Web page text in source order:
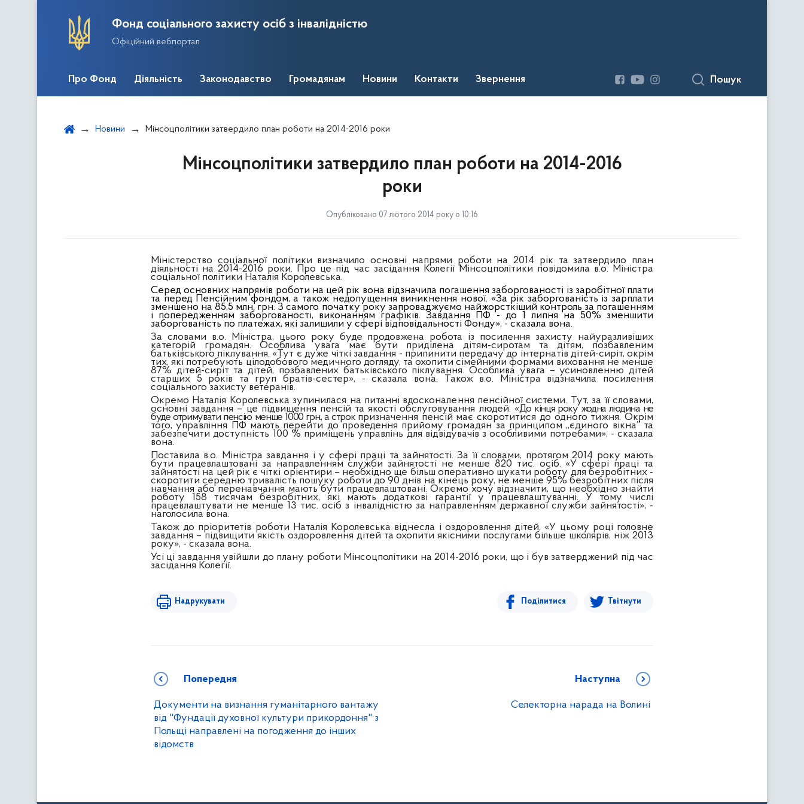
Фонд соціального захисту осіб з інвалідністю
Офіційний вебпортал
Про Фонд Діяльність Законодавство Громадянам Новини Контакти Звернення Пошук
Новини Мінсоцполітики затвердило план роботи на 2014-2016 роки
Мінсоцполітики затвердило план роботи на 2014-2016
роки
Опубліковано 07 лютого 2014 року о 10:16
Міністерство соціальної політики визначило основні напрями роботи на 2014 рік та затвердило план
діяльності на 2014-2016 роки. Про це під час засідання Колегії Мінсоцполітики повідомила в.о. Міністра
соціальної політики Наталія Королевська.
Серед основних напрямів роботи на цей рік вона відзначила погашення заборгованості із заробітної плати
та перед Пенсійним фондом, а також недопущення виникнення нової. «За рік заборгованість із зарплати
зменшено на 85,5 млн. грн. З самого початку року запроваджуємо найжорсткіший контроль за погашенням
і попередженням заборгованості, виконанням графіків. Завдання ПФ - до 1 липня на 50% зменшити
заборгованість по платежах, які залишили у сфері відповідальності Фонду», - сказала вона.
За словами в.о. Міністра, цього року буде продовжена робота із посилення захисту найуразливіших
категорій громадян. Особлива увага має бути приділена дітям-сиротам та дітям, позбавленим
батьківського піклування. «Тут є дуже чіткі завдання - припинити передачу до інтернатів дітей-сиріт, окрім
тих, які потребують цілодобового медичного догляду, та охопити сімейними формами виховання не менше
87% дітей-сиріт та дітей, позбавлених батьківського піклування. Особлива увага – усиновленню дітей
старших 5 років та груп братів-сестер», - сказала вона. Також в.о. Міністра відзначила посилення
соціального захисту ветеранів.
Окремо Наталія Королевська зупинилася на питанні вдосконалення пенсійної системи. Тут, за її словами,
основні завдання – це підвищення пенсій та якості обслуговування людей. «До кінця року жодна людина не
буде отримувати пенсію менше 1000 грн., а строк призначення пенсій має скоротитися до одного тижня. Окрім
того, управління ПФ мають перейти до проведення прийому громадян за принципом „єдиного вікна” та
забезпечити доступність 100 % приміщень управлінь для відвідувачів з особливими потребами», - сказала
вона.
Поставила в.о. Міністра завдання і у сфері праці та зайнятості. За її словами, протягом 2014 року мають
бути працевлаштовані за направленням служби зайнятості не менше 820 тис. осіб. «У сфері праці та
зайнятості на цей рік є чіткі орієнтири – необхідно ще більш оперативно шукати роботу для безробітних -
скоротити середню тривалість пошуку роботи до 90 днів на кінець року, не менше 95% безробітних після
навчання або перенавчання мають бути працевлаштовані. Окремо хочу відзначити, що необхідно знайти
роботу 158 тисячам безробітних, які мають додаткові гарантії у працевлаштуванні. У тому числі
працевлаштувати не менше 13 тис. осіб з інвалідністю за направленням державної служби зайнятості», -
наголосила вона.
Також до пріоритетів роботи Наталія Королевська віднесла і оздоровлення дітей. «У цьому році головне
завдання – підвищити якість оздоровлення дітей та охопити якісними послугами більше школярів, ніж 2013
року», - сказала вона.
Усі ці завдання увійшли до плану роботи Мінсоцполітики на 2014-2016 роки, що і був затверджений під час
засідання Колегії.
Надрукувати Поділитися Твітнути
Попередня
Документи на визнання гуманітарного вантажу
від "Фундації духовної культури прикордоння" з
Польщі направлені на погодження до інших
відомств
Наступна
Селекторна нарада на Волині